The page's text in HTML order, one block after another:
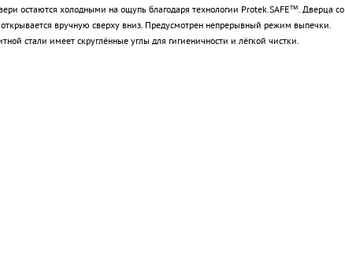
остаются холодными на ощупь благодаря технологии Protek.SAFE™. Дверца со
вручную сверху вниз. Предусмотрен непрерывный режим выпечки.
стали имеет скруглённые углы для гигиеничности и лёгкой чистки.